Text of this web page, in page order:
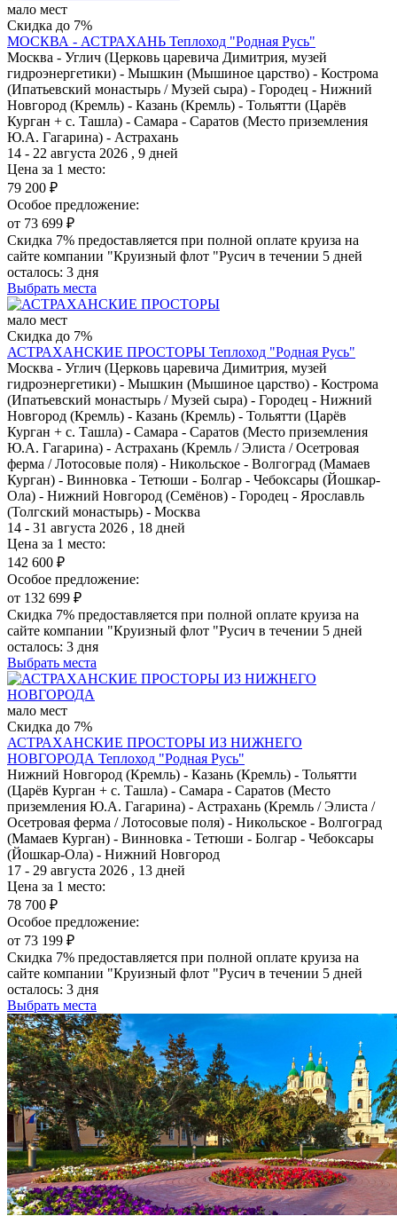
мало мест
Скидка до 7%
МОСКВА - АСТРАХАНЬ Теплоход "Родная Русь"
Москва - Углич (Церковь царевича Димитрия, музей
гидроэнергетики) - Мышкин (Мышиное царство) - Кострома
(Ипатьевский монастырь / Музей сыра) - Городец - Нижний
Новгород (Кремль) - Казань (Кремль) - Тольятти (Царёв
Курган + с. Ташла) - Самара - Саратов (Место приземления
Ю.А. Гагарина) - Астрахань
14 - 22 августа 2026 , 9 дней
Цена за 1 место:
79 200 ₽
Особое предложение:
от 73 699 ₽
Скидка 7% предоставляется при полной оплате круиза на
сайте компании "Круизный флот "Русич в течении 5 дней
осталось: 3 дня
Выбрать места
мало мест
Скидка до 7%
АСТРАХАНСКИЕ ПРОСТОРЫ Теплоход "Родная Русь"
Москва - Углич (Церковь царевича Димитрия, музей
гидроэнергетики) - Мышкин (Мышиное царство) - Кострома
(Ипатьевский монастырь / Музей сыра) - Городец - Нижний
Новгород (Кремль) - Казань (Кремль) - Тольятти (Царёв
Курган + с. Ташла) - Самара - Саратов (Место приземления
Ю.А. Гагарина) - Астрахань (Кремль / Элиста / Осетровая
ферма / Лотосовые поля) - Никольское - Волгоград (Мамаев
Курган) - Винновка - Тетюши - Болгар - Чебоксары (Йошкар-
Ола) - Нижний Новгород (Семёнов) - Городец - Ярославль
(Толгский монастырь) - Москва
14 - 31 августа 2026 , 18 дней
Цена за 1 место:
142 600 ₽
Особое предложение:
от 132 699 ₽
Скидка 7% предоставляется при полной оплате круиза на
сайте компании "Круизный флот "Русич в течении 5 дней
осталось: 3 дня
Выбрать места
мало мест
Скидка до 7%
АСТРАХАНСКИЕ ПРОСТОРЫ ИЗ НИЖНЕГО
НОВГОРОДА Теплоход "Родная Русь"
Нижний Новгород (Кремль) - Казань (Кремль) - Тольятти
(Царёв Курган + с. Ташла) - Самара - Саратов (Место
приземления Ю.А. Гагарина) - Астрахань (Кремль / Элиста /
Осетровая ферма / Лотосовые поля) - Никольское - Волгоград
(Мамаев Курган) - Винновка - Тетюши - Болгар - Чебоксары
(Йошкар-Ола) - Нижний Новгород
17 - 29 августа 2026 , 13 дней
Цена за 1 место:
78 700 ₽
Особое предложение:
от 73 199 ₽
Скидка 7% предоставляется при полной оплате круиза на
сайте компании "Круизный флот "Русич в течении 5 дней
осталось: 3 дня
Выбрать места